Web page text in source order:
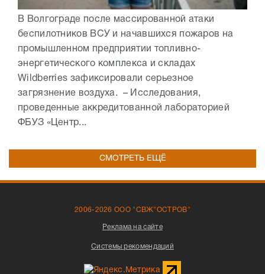
В Волгограде после массированной атаки
беспилотников ВСУ и начавшихся пожаров на
промышленном предприятии топливно-
энергетического комплекса и складах
Wildberries зафиксировали серьезное
загрязнение воздуха. – Исследования,
проведенные аккредитованной лабораторией
ФБУЗ «Центр...
СМОТРЕТЬ ЕЩЁ
2006-2026 ООО "СВЖ"ОСТРОВ"
Реклама на сайте
Системы рекомендаций